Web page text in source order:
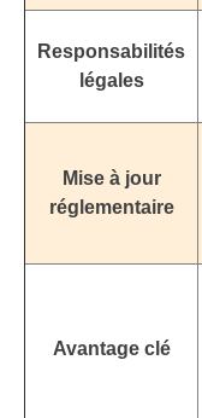
Responsabilités
légales
Mise à jour
réglementaire
Avantage clé